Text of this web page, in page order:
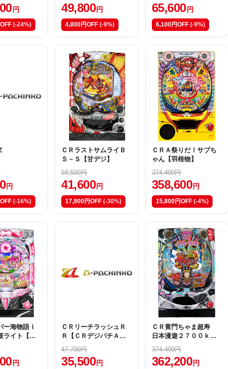
円
(-24%)
49,800 円
4,800円OFF (-9%)
65,600 円
6,100円OFF (-9%)
円
(-16%)
ＣＲラストサムライＢ
Ｓ－Ｓ【甘デジ】
59,500円
41,600 円
17,900円OFF (-30%)
ＣＲＡ祭りだ！サブち
ゃん【羽根物】
374,400円
358,600 円
15,800円OFF (-4%)
ー海物語Ｉ
ライト【Ｙ
円
ＣＲリーチラッシュＲ
Ｒ【ＣＲデジパチＡ－
ＲＲ】
47,700円
35,500 円
ＣＲ黄門ちゃま超寿
日本漫遊２７００ｋ
ｍ １９９ｖｅｒ．
【Ｌ９ＡＺ】
374,400円
362,200 円